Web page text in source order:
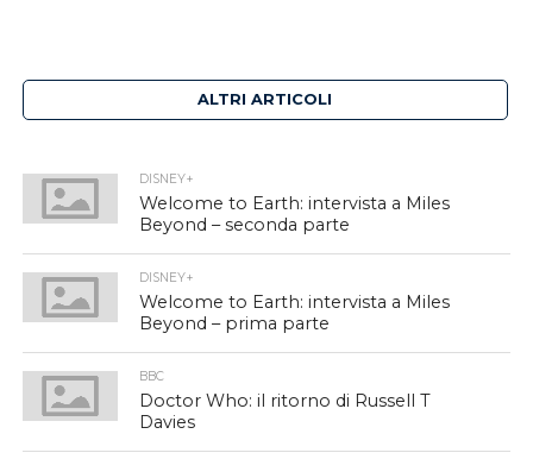
ALTRI ARTICOLI
DISNEY+
Welcome to Earth: intervista a Miles
Beyond – seconda parte
DISNEY+
Welcome to Earth: intervista a Miles
Beyond – prima parte
BBC
Doctor Who: il ritorno di Russell T
Davies